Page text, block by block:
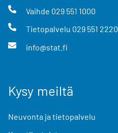
Vaihde 029 551 1000
Tietopalvelu 029 551 2220
info@stat.fi
Kysy meiltä
Neuvonta ja tietopalvelu